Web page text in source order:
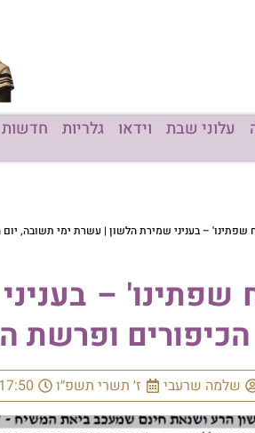
וידאו גלריות חדשות מכון
שמירת הלשון | עשרת ימי תשובה, יום הכיפורים
– בעניני
ופרשת
ז׳ תשרי תשפ״ו 17:50 אין